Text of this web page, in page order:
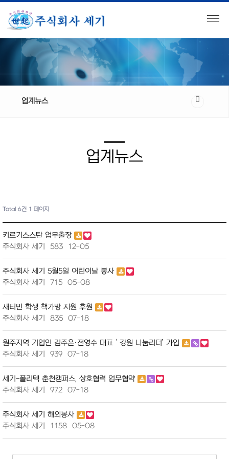
업계뉴스
업계뉴스
Total 6건 1 페이지
키르기스스탄 업무출장
주식회사 세기
583 12-05
주식회사 세기 5월5일 어린이날 봉사
주식회사 세기
715 05-08
새터민 학생 책가방 지원 후원
주식회사 세기
835 07-18
원주지역 기업인 김주은·전영수 대표 ‘ 강원 나눔리더’ 가입
주식회사 세기
939 07-18
세기-폴리텍 춘천캠퍼스, 상호협력 업무협약
주식회사 세기
972 07-18
주식회사 세기 해외봉사
주식회사 세기
1158 05-08